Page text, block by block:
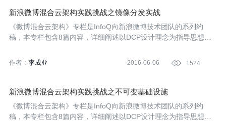
新浪微博混合云架构实践挑战之镜像分发实战
《微博混合云架构》专栏是InfoQ向新浪微博技术团队的系列约
稿，本专栏包含8篇内容，详细阐述以DCP设计理念为指导思想的
合云在镜像分发方面的一些实践经验。
作者 : 李成亚 2016-06-06  1524
新浪微博混合云架构实践挑战之不可变基础设施
《微博混合云架构》专栏是InfoQ向新浪微博技术团队的系列约
稿，本专栏包含8篇内容，详细阐述以DCP设计理念为指导思想的